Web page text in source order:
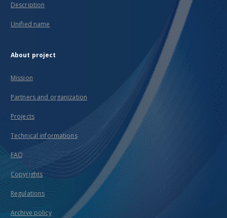
Description
Unified name
About project
Mission
Partners and organization
Projects
Technical informations
FAQ
Copyrights
Regulations
Archive policy